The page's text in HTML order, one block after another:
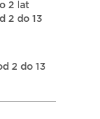
2 lat
2 do 13
2 do 13